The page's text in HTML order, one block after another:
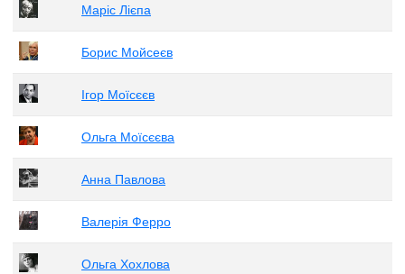
Маріс Лієпа
Борис Мойсеєв
Ігор Моїсєєв
Ольга Моїсєєва
Анна Павлова
Валерія Ферро
Ольга Хохлова